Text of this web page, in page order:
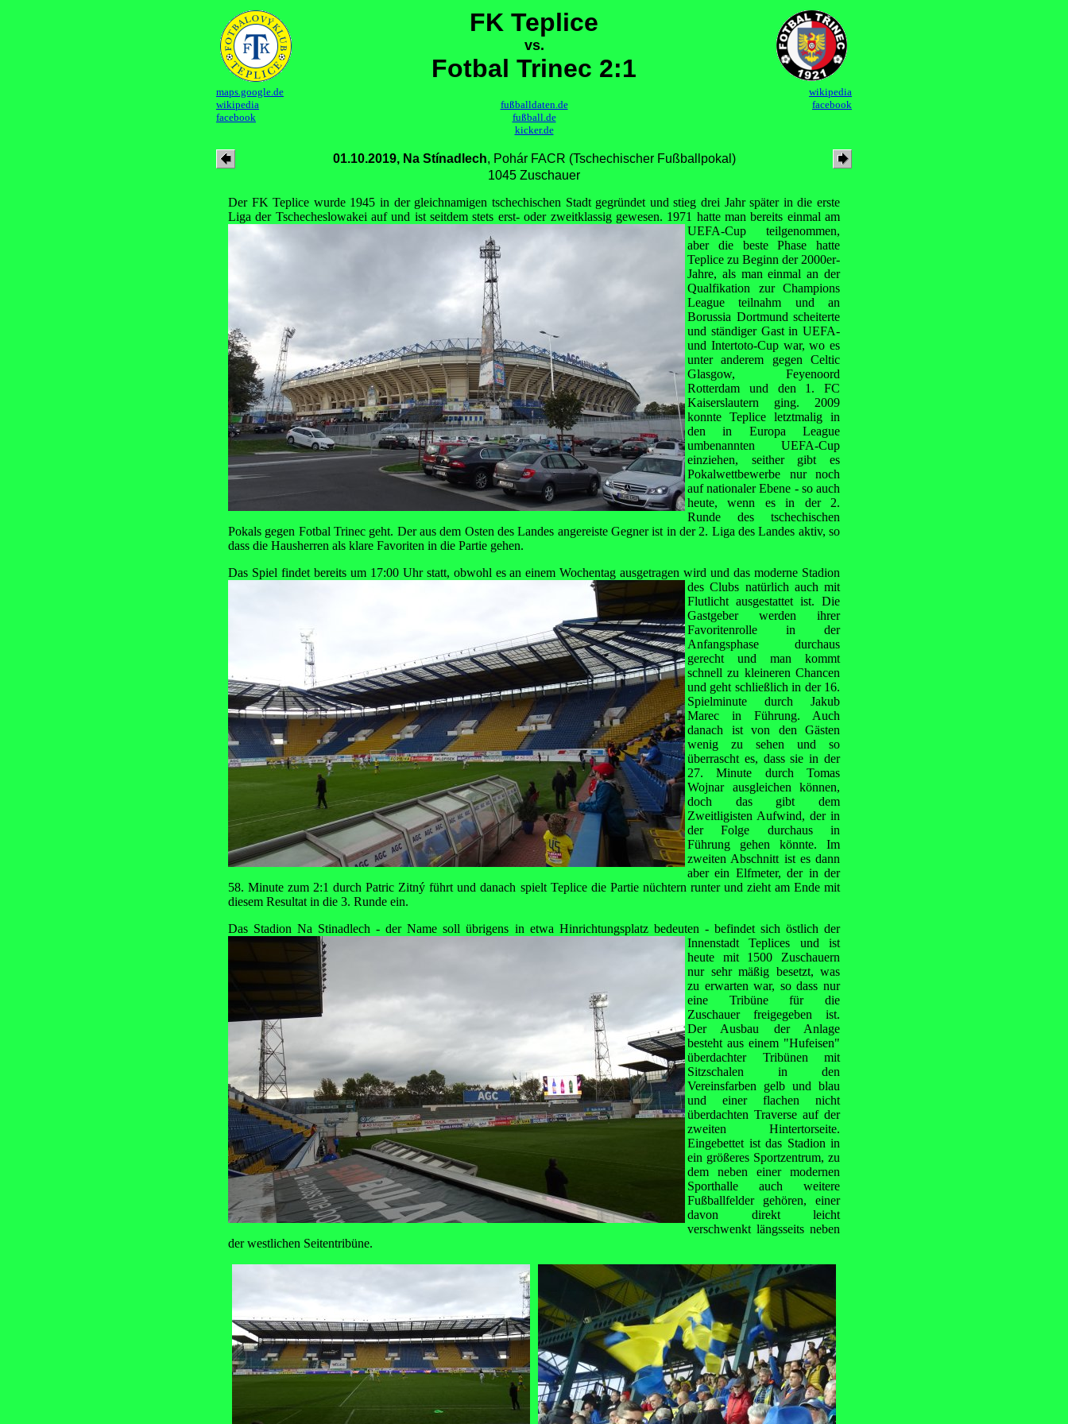
FK Teplice
vs.
Fotbal Trinec 2:1
maps.google.de
wikipedia
facebook
fußballdaten.de
fußball.de
kicker.de
wikipedia
facebook
01.10.2019, Na Stínadlech, Pohár FACR (Tschechischer Fußballpokal)
1045 Zuschauer
Der FK Teplice wurde 1945 in der gleichnamigen tschechischen Stadt gegründet und stieg drei Jahr später in die erste
Liga der Tschecheslowakei auf und ist seitdem stets erst- oder zweitklassig gewesen. 1971 hatte man bereits einmal am
UEFA-Cup teilgenommen,
aber die beste Phase hatte
Teplice zu Beginn der 2000er-
Jahre, als man einmal an der
Qualfikation zur Champions
League teilnahm und an
Borussia Dortmund scheiterte
und ständiger Gast in UEFA-
und Intertoto-Cup war, wo es
unter anderem gegen Celtic
Glasgow, Feyenoord
Rotterdam und den 1. FC
Kaiserslautern ging. 2009
konnte Teplice letztmalig in
den in Europa League
umbenannten UEFA-Cup
einziehen, seither gibt es
Pokalwettbewerbe nur noch
auf nationaler Ebene - so auch
heute, wenn es in der 2.
Runde des tschechischen
Pokals gegen Fotbal Trinec geht. Der aus dem Osten des Landes angereiste Gegner ist in der 2. Liga des Landes aktiv, so
dass die Hausherren als klare Favoriten in die Partie gehen.
Das Spiel findet bereits um 17:00 Uhr statt, obwohl es an einem Wochentag ausgetragen wird unddas moderne Stadion
des Clubs natürlich auch mit
Flutlicht ausgestattet ist. Die
Gastgeber werden ihrer
Favoritenrolle in der
Anfangsphase durchaus
gerecht und man kommt
schnell zu kleineren Chancen
und geht schließlich in der 16.
Spielminute durch Jakub
Marec in Führung. Auch
danach ist von den Gästen
wenig zu sehen und so
überrascht es, dass sie in der
27. Minute durch Tomas
Wojnar ausgleichen können,
doch das gibt dem
Zweitligisten Aufwind, der in
der Folge durchaus in
Führung gehen könnte. Im
zweiten Abschnitt ist es dann
aber ein Elfmeter, der in der
58. Minute zum 2:1 durch Patric Zitný führt und danach spielt Teplice die Partie nüchtern runter und zieht am Ende mit
diesem Resultat in die 3. Runde ein.
Das Stadion Na Stinadlech - der Name soll übrigens in etwa Hinrichtungsplatz bedeuten - befindet sich östlich der
Innenstadt Teplices und ist
heute mit 1500 Zuschauern
nur sehr mäßig besetzt, was
zu erwarten war, so dass nur
eine Tribüne für die
Zuschauer freigegeben ist.
Der Ausbau der Anlage
besteht aus einem "Hufeisen"
überdachter Tribünen mit
Sitzschalen in den
Vereinsfarben gelb und blau
und einer flachen nicht
überdachten Traverse auf der
zweiten Hintertorseite.
Eingebettet ist das Stadion in
ein größeres Sportzentrum, zu
dem neben einer modernen
Sporthalle auch weitere
Fußballfelder gehören, einer
davon direkt leicht
verschwenkt längsseits neben
der westlichen Seitentribüne.